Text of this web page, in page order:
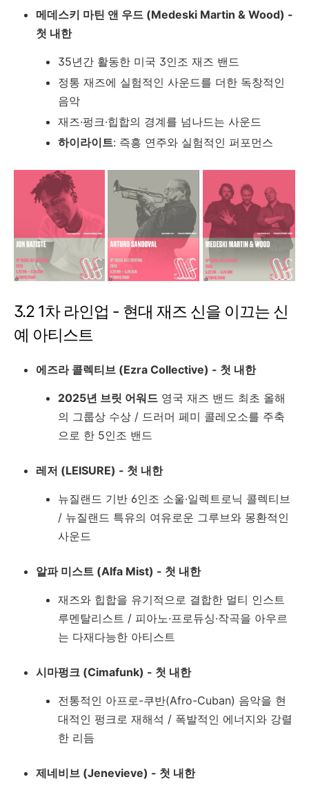
메데스키 마틴 앤 우드 (Medeski Martin & Wood) -
첫 내한
35년간 활동한 미국 3인조 재즈 밴드
정통 재즈에 실험적인 사운드를 더한 독창적인
음악
재즈·펑크·힙합의 경계를 넘나드는 사운드
하이라이트: 즉흥 연주와 실험적인 퍼포먼스
3.2 1차 라인업 - 현대 재즈 신을 이끄는 신
예 아티스트
에즈라 콜렉티브 (Ezra Collective) - 첫 내한
2025년 브릿 어워드 영국 재즈 밴드 최초 올해
의 그룹상 수상 / 드러머 페미 콜레오소를 주축
으로 한 5인조 밴드
레저 (LEISURE) - 첫 내한
뉴질랜드 기반 6인조 소울·일렉트로닉 콜렉티브
/ 뉴질랜드 특유의 여유로운 그루브와 몽환적인
사운드
알파 미스트 (Alfa Mist) - 첫 내한
재즈와 힙합을 유기적으로 결합한 멀티 인스트
루멘탈리스트 / 피아노·프로듀싱·작곡을 아우르
는 다재다능한 아티스트
시마펑크 (Cimafunk) - 첫 내한
전통적인 아프로-쿠반(Afro-Cuban) 음악을 현
대적인 펑크로 재해석 / 폭발적인 에너지와 강렬
한 리듬
제네비브 (Jenevieve) - 첫 내한